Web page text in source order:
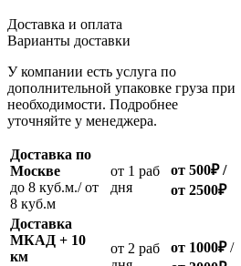
Доставка и оплата
Варианты доставки
У компании есть услуга по
дополнительной упаковке груза при
необходимости. Подробнее
уточняйте у менеджера.
Доставка по
Москве
до 8 куб.м./ от
8 куб.м
oт 1 раб
дня
от 500₽/
от 2500₽
Доставка
МКАД + 10
км
oт 2 раб
от 1000₽/